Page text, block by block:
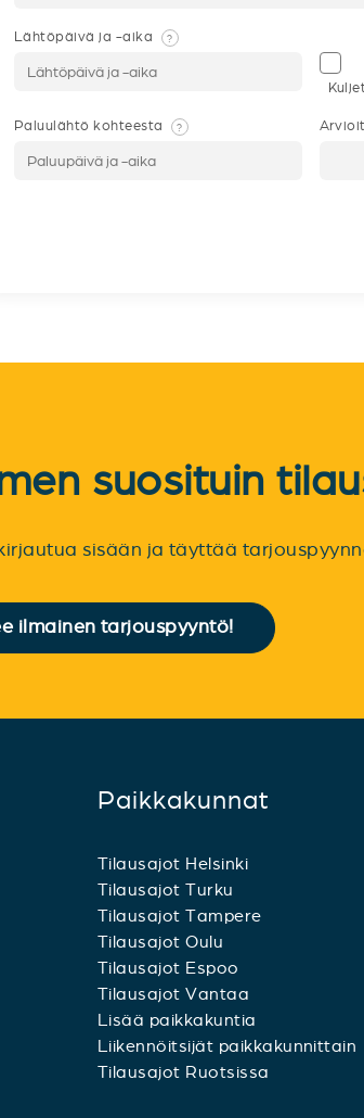
Lähtöpäivä ja -aika ?
Paluulähtö kohteesta ?
suosituin
sisään ja täyttää
ilmainen tarjouspyyntö!
Paikkakunnat
Tilausajot Helsinki
Tilausajot Turku
Tilausajot Tampere
Tilausajot Oulu
Tilausajot Espoo
Tilausajot Vantaa
Lisää paikkakuntia
Liikennöitsijät paikkakunnittain
Tilausajot Ruotsissa